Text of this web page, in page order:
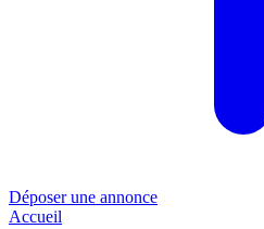
Déposer une annonce
Accueil